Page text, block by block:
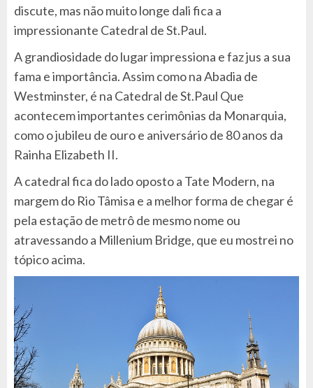
discute, mas não muito longe dali fica a
impressionante Catedral de St.Paul.
A grandiosidade do lugar impressiona e faz jus a sua
fama e importância. Assim como na Abadia de
Westminster, é na Catedral de St.Paul Que
acontecem importantes cerimônias da Monarquia,
como o jubileu de ouro e aniversário de 80 anos da
Rainha Elizabeth II.
A catedral fica do lado oposto a Tate Modern, na
margem do Rio Tâmisa e a melhor forma de chegar é
pela estação de metrô de mesmo nome ou
atravessando a Millenium Bridge, que eu mostrei no
tópico acima.